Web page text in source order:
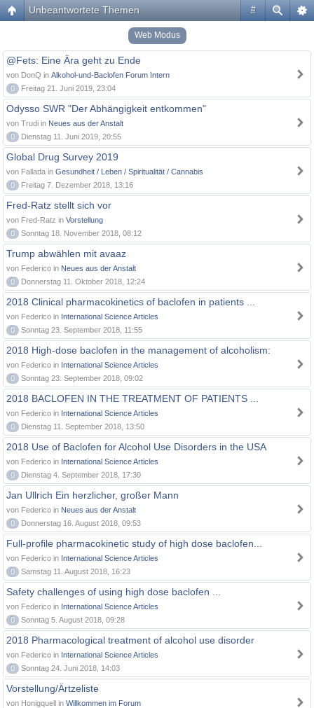
#
Unbeantwortete Themen
Web Modus
@Fets: Eine Ära geht zu Ende
von DonQ in Alkohol-und-Baclofen Forum Intern
0
Freitag 21. Juni 2019, 23:04
Odysso SWR "Der Abhängigkeit entkommen"
von Trudi in Neues aus der Anstalt
0
Dienstag 11. Juni 2019, 20:55
Global Drug Survey 2019
von Fallada in Gesundheit / Leben / Spiritualität / Cannabis
0
Freitag 7. Dezember 2018, 13:16
Fred-Ratz stellt sich vor
von Fred-Ratz in Vorstellung
0
Sonntag 18. November 2018, 08:12
Trump abwählen mit avaaz
von Federico in Neues aus der Anstalt
0
Donnerstag 11. Oktober 2018, 12:24
2018 Clinical pharmacokinetics of baclofen in patients ...
von Federico in International Science Articles
0
Sonntag 23. September 2018, 11:55
2018 High-dose baclofen in the management of alcoholism:
von Federico in International Science Articles
0
Sonntag 23. September 2018, 09:02
2018 BACLOFEN IN THE TREATMENT OF PATIENTS ...
von Federico in International Science Articles
0
Dienstag 11. September 2018, 13:50
2018 Use of Baclofen for Alcohol Use Disorders in the USA
von Federico in International Science Articles
0
Dienstag 4. September 2018, 17:30
Jan Ullrich Ein herzlicher, großer Mann
von Federico in Neues aus der Anstalt
0
Donnerstag 16. August 2018, 09:53
Full-profile pharmacokinetic study of high dose baclofen...
von Federico in International Science Articles
0
Samstag 11. August 2018, 16:23
Safety challenges of using high dose baclofen ...
von Federico in International Science Articles
0
Sonntag 5. August 2018, 09:28
2018 Pharmacological treatment of alcohol use disorder
von Federico in International Science Articles
0
Sonntag 24. Juni 2018, 14:03
Vorstellung/Ärtzeliste
von Honigquell in Willkommen im Forum